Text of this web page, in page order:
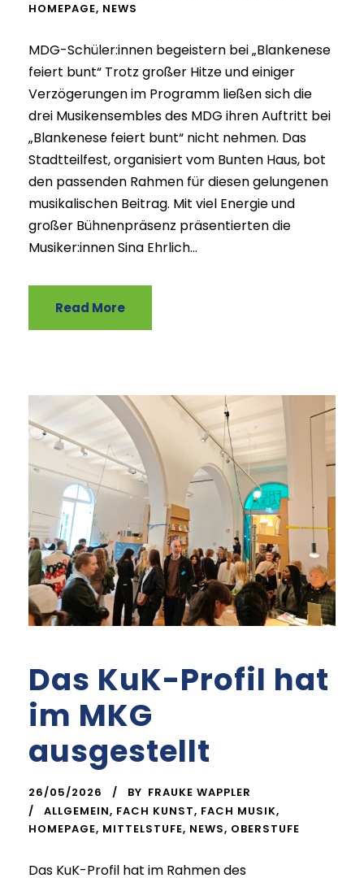
HOMEPAGE, NEWS
MDG-Schüler:innen begeistern bei „Blankenese
feiert bunt“ Trotz großer Hitze und einiger
Verzögerungen im Programm ließen sich die
drei Musikensembles des MDG ihren Auftritt bei
„Blankenese feiert bunt“ nicht nehmen. Das
Stadtteilfest, organisiert vom Bunten Haus, bot
den passenden Rahmen für diesen gelungenen
musikalischen Beitrag. Mit viel Energie und
großer Bühnenpräsenz präsentierten die
Musiker:innen Sina Ehrlich...
Read More
Das KuK-Profil hat
im MKG
ausgestellt
26/05/2026 BY FRAUKE WAPPLER
ALLGEMEIN, FACH KUNST, FACH MUSIK,
HOMEPAGE, MITTELSTUFE, NEWS, OBERSTUFE
Das KuK-Profil hat im Rahmen des